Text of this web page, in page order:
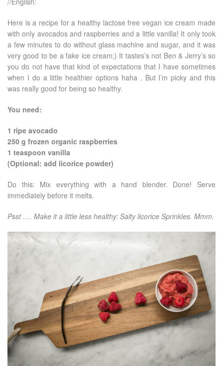
Here is a recipe for a healthy lactose free vegan ice cream made
with only avocados and raspberries and a little vanilla! It only took
a few minutes to do without glass machine and sugar, and it was
very good to be a fake ice cream;) It tastes’s not Ben & Jerry’s so
you do not have that kind of expectations that I have sometimes
when I do a little healthier options haha . But I’m picky and this
was really good for being so healthy.
You need:
1 ripe avocado
250 g frozen organic raspberries
1 teaspoon vanilla
(Optional: add licorice powder)
Do this: Mix everything with a hand blender. Done! Serve
immediately before it melts.
Psst …. Make it a little less healthy: Salty licorice Sprinkles. Mmm.